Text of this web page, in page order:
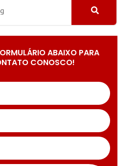
ABAIXO PARA
CONOSCO!